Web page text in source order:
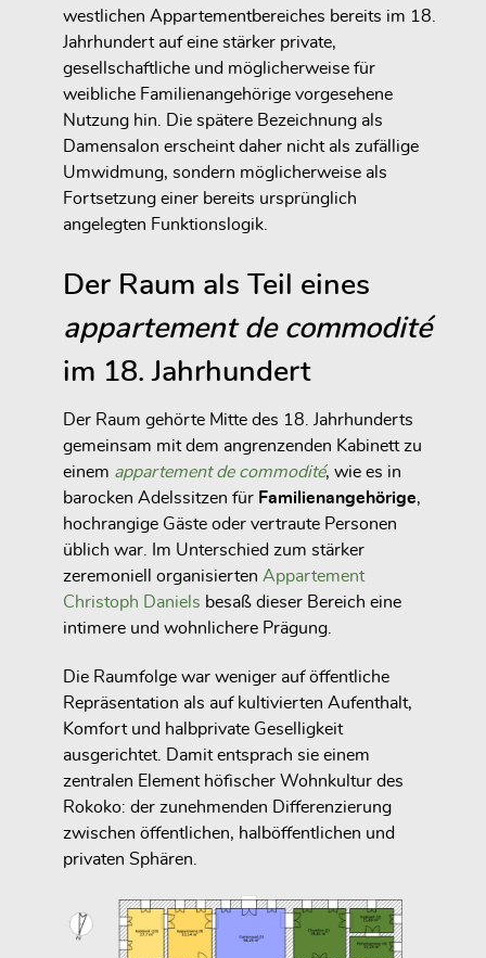
westlichen Appartementbereiches bereits im 18.
Jahrhundert auf eine stärker private,
gesellschaftliche und möglicherweise für
weibliche Familienangehörige vorgesehene
Nutzung hin. Die spätere Bezeichnung als
Damensalon erscheint daher nicht als zufällige
Umwidmung, sondern möglicherweise als
Fortsetzung einer bereits ursprünglich
angelegten Funktionslogik.
Der Raum als Teil eines
appartement de commodité
im 18. Jahrhundert
Der Raum gehörte Mitte des 18. Jahrhunderts
gemeinsam mit dem angrenzenden Kabinett zu
einem appartement de commodité, wie es in
barocken Adelssitzen für Familienangehörige,
hochrangige Gäste oder vertraute Personen
üblich war. Im Unterschied zum stärker
zeremoniell organisierten Appartement
Christoph Daniels besaß dieser Bereich eine
intimere und wohnlichere Prägung.
Die Raumfolge war weniger auf öffentliche
Repräsentation als auf kultivierten Aufenthalt,
Komfort und halbprivate Geselligkeit
ausgerichtet. Damit entsprach sie einem
zentralen Element höfischer Wohnkultur des
Rokoko: der zunehmenden Differenzierung
zwischen öffentlichen, halböffentlichen und
privaten Sphären.